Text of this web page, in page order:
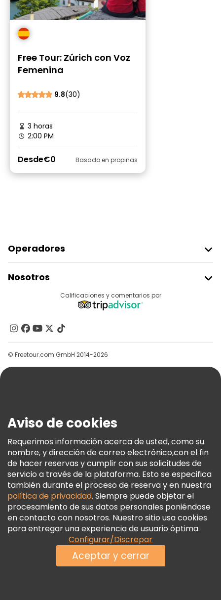
Free Tour: Zúrich con Voz
Femenina
9.8(30)
3 horas
2:00 PM
Desde€0 Basado en propinas
Operadores
Acceder Como Proveedor
Programa De Afiliados
Nosotros
Contacto
Grupos
Ayuda
Términos E Información Legal
Política De Cookies
Freetour Premios
Programa De Fidelidad
Calificaciones y comentarios por
© Freetour.com GmbH 2014-2026
Aviso de cookies
Requerimos información acerca de usted, como su
nombre, y dirección de correo electrónico,con el fin
de hacer reservas y cumplir con sus solicitudes de
servicio a través de la plataforma. Esto se especifica
también durante el proceso de reserva y en nuestra
política de privacidad. Siempre puede objetar el
procesamiento de sus datos personales poniéndose
en contacto con nosotros. Nuestro sitio usa cookies
para entregar una experiencia de usuario óptima.
Configurar/Discrepar
Aceptar y cerrar